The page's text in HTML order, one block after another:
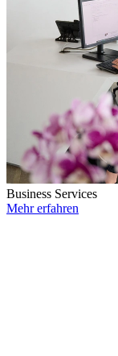
Business Services
Mehr erfahren